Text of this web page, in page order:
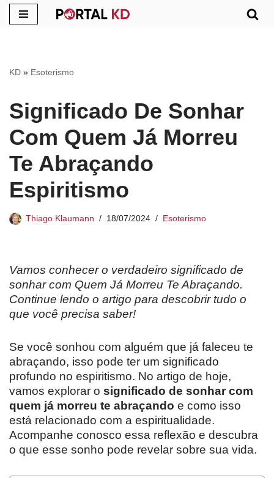
conteúdo
KD » Esoterismo
Significado De Sonhar
Com Quem Já Morreu
Te Abraçando
Espiritismo
Thiago Klaumann 18/07/2024 Esoterismo
Vamos conhecer o verdadeiro significado de
sonhar com Quem Já Morreu Te Abraçando.
Continue lendo o artigo para descobrir tudo o
que você precisa saber!
Se você sonhou com alguém que já faleceu te
abraçando, isso pode ter um significado
profundo no espiritismo. No artigo de hoje,
vamos explorar o significado de sonhar com
quem já morreu te abraçando e como isso
está relacionado com a espiritualidade.
Acompanhe conosco essa reflexão e descubra
o que esse sonho pode revelar sobre sua vida.